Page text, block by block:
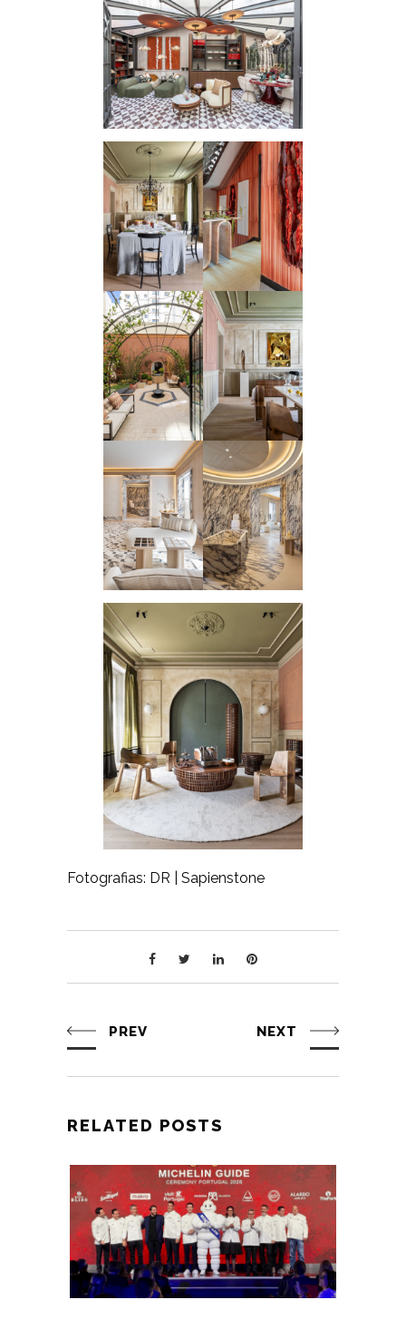
Fotografias: DR | Sapienstone
PREV NEXT
RELATED POSTS